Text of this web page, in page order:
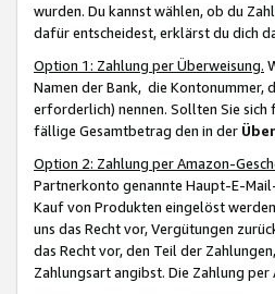
wurden. Du kannst wählen, ob du
dafür entscheidest, erklärst du dich
Option 1: Zahlung per Überweisung.
Namen der Bank, die Kontonummer,
erforderlich) nennen. Sollten Sie sich
fällige Gesamtbetrag den in der
Option 2: Zahlung per Amazon-
Partnerkonto genannte Haupt-E-
Kauf von Produkten eingelöst
uns das Recht vor, Vergütungen
das Recht vor, den Teil der
Zahlungsart angibst. Die Zahlung